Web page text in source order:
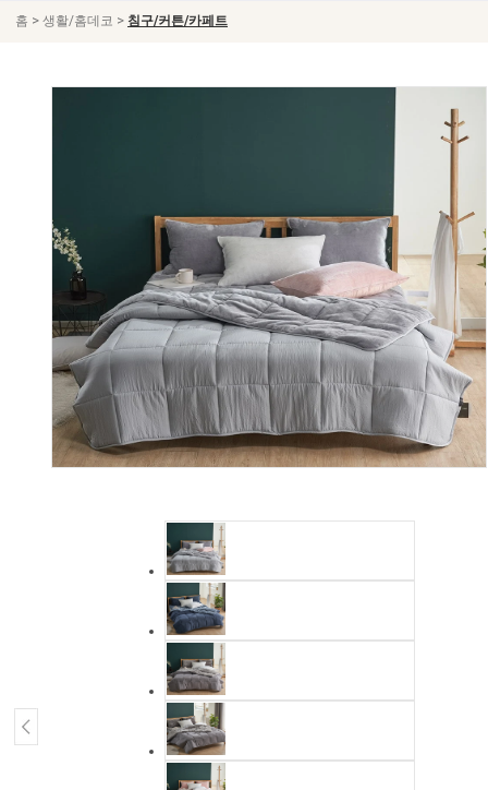
홈 > 생활/홈데코 > 침구/커튼/카페트